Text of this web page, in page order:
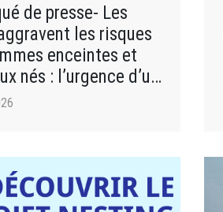
de presse- Les
les risques
enceintes et
nés : l’urgence d’un